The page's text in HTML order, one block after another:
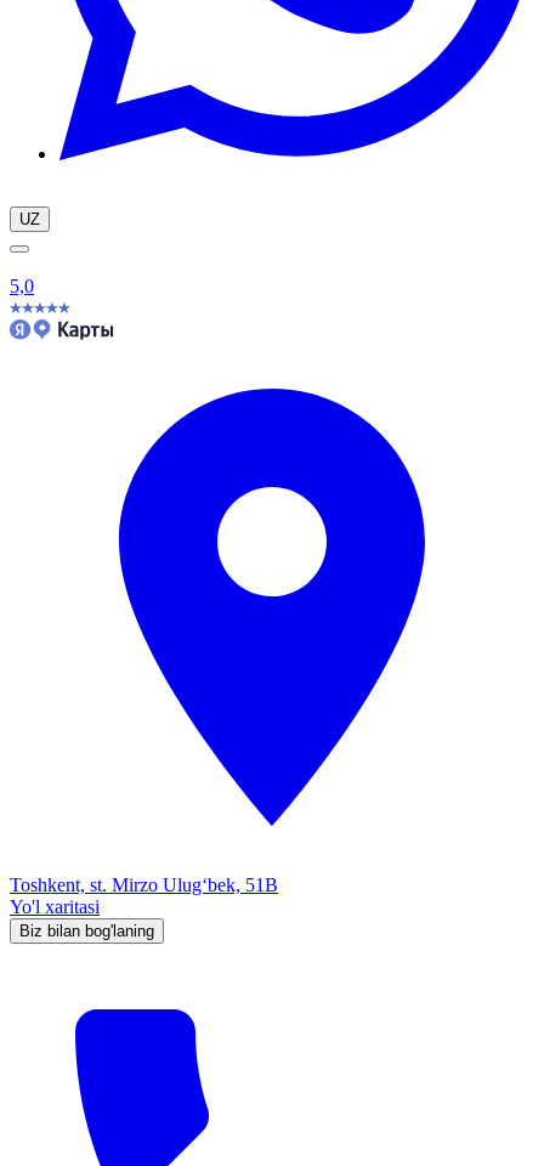
UZ
5,0
Toshkent, st. Mirzo Ulug‘bek, 51B
Yo'l xaritasi
Biz bilan bog'laning